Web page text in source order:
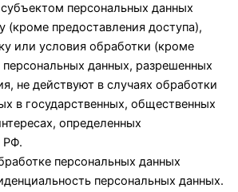
персональных данных
(кроме предоставления доступа),
или условия обработки (кроме
персональных данных, разрешенных
не действуют в случаях обработки
в государственных, общественных
определенных
РФ.
персональных данных
персональных данных.